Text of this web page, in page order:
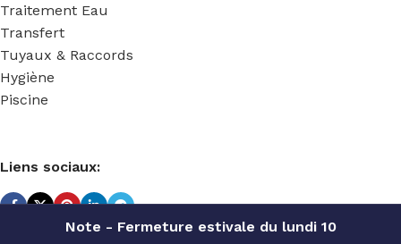
Note - Fermeture estivale du lundi 10
Traitement Eau
Transfert
Tuyaux & Raccords
Hygiène
Piscine
Liens sociaux: